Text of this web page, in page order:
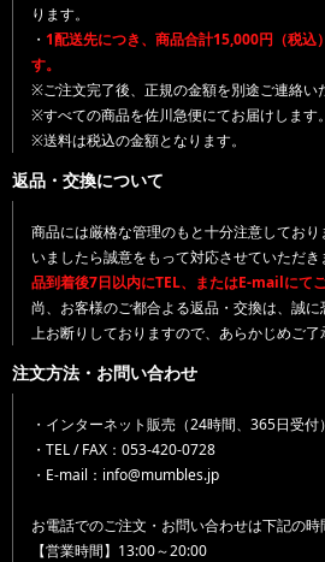
ります。
・ 1配送先につき、商品合計15,000円（税込
す。
※ご注文完了後、正規の金額を別途ご連絡い
※すべての商品を佐川急便にてお届けします。
※送料は税込の金額となります。
返品・交換について
商品には厳格な管理のもと十分注意してお
いましたら誠意をもって対応させていただき
品到着後7日以内にTEL、またはE-mailにて
尚、お客様のご都合よる返品・交換は、誠
上お断りしておりますので、あらかじめご了
注文方法・お問い合わせ
・インターネット販売（24時間、365日受付）
・TEL / FAX：053-420-0728
・E-mail：info@mumbles.jp
お電話でのご注文・お問い合わせは下記の時
【営業時間】13:00～20:00